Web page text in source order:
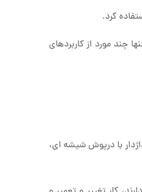
کرد.
چند مورد از کاربردهای
با درپوش شیشه ای،